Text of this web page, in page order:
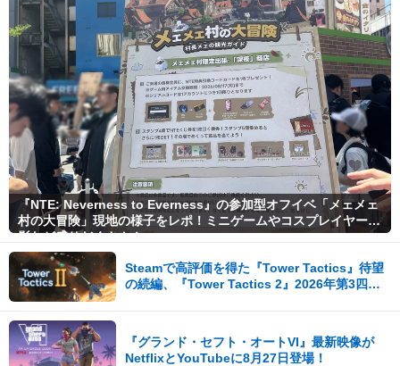
『NTE: Neverness to Everness』の参加型オフイベ「メェメェ
村の大冒険」現地の様子をレポ！ミニゲームやコスプレイヤー撮
影など盛りだくさん！
Steamで高評価を得た『Tower Tactics』待望
の続編、『Tower Tactics 2』2026年第3四半
『グランド・セフト・オートVI』最新映像が
NetflixとYouTubeに8月27日登場！